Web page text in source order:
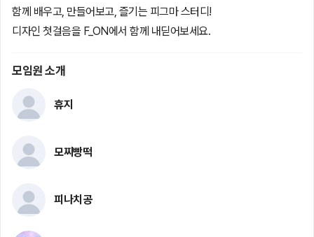
함께 배우고, 만들어보고, 즐기는 피그마 스터디!
디자인 첫걸음을 F_ON에서 함께 내딛어보세요.
모임원 소개
휴지
모찌빵떡
피나치공